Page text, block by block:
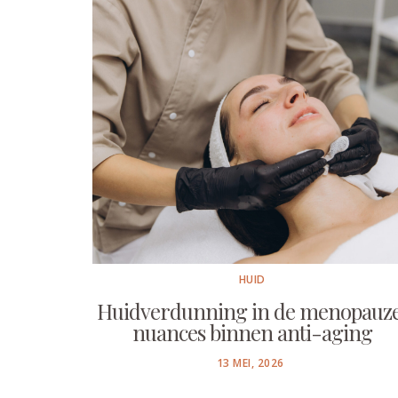
HUID
Huidverdunning in de
nuances binnen anti-aging
POSTED
13 MEI, 2026